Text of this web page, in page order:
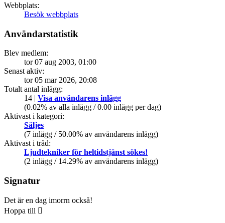
Webbplats:
Besök webbplats
Användarstatistik
Blev medlem:
tor 07 aug 2003, 01:00
Senast aktiv:
tor 05 mar 2026, 20:08
Totalt antal inlägg:
14 | Visa användarens inlägg
(0.02% av alla inlägg / 0.00 inlägg per dag)
Aktivast i kategori:
Säljes
(7 inlägg / 50.00% av användarens inlägg)
Aktivast i tråd:
Ljudtekniker för heltidstjänst sökes!
(2 inlägg / 14.29% av användarens inlägg)
Signatur
Det är en dag imorrn också!
Hoppa till